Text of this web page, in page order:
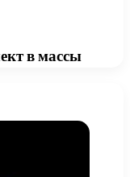
в массы